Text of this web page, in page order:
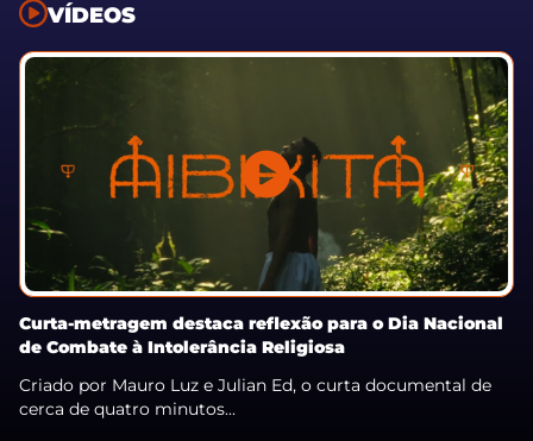
VÍDEOS
Curta-metragem destaca reflexão para o Dia Nacional
de Combate à Intolerância Religiosa
Criado por Mauro Luz e Julian Ed, o curta documental de
cerca de quatro minutos...